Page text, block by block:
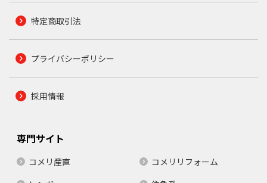
特定商取引法
プライバシーポリシー
採用情報
専門サイト
コメリ産直
コメリリフォーム